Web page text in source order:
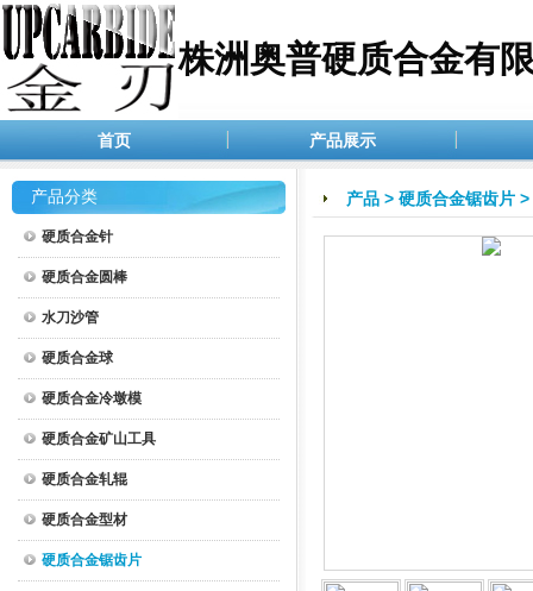
株洲奥普硬质合金有
首页 产品展示
产品分类
硬质合金针
硬质合金圆棒
水刀沙管
硬质合金球
硬质合金冷墩模
硬质合金矿山工具
硬质合金轧辊
硬质合金型材
硬质合金锯齿片
产品 > 硬质合金锯齿片 >